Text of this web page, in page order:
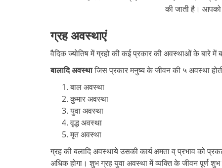
की जाती है। आपको
ग्रह अवस्थाएं
वैदिक ज्योतिष में ग्रहो की कई प्रकार की अवस्थाओं के बारे में
बालादि अवस्थाजिस प्रकार मनुष्य के जीवन की ५ अवस्था
बाल अवस्था
कुमार अवस्था
युवा अवस्था
वृद्ध अवस्था
मृत अवस्था
ग्रह की बलादि अवस्थाये उसकी कार्य क्षमता व् प्रभाव को
अधिक होगा। शुभ ग्रह युवा अवस्था में व्यक्ति के जीवन पूर्ण